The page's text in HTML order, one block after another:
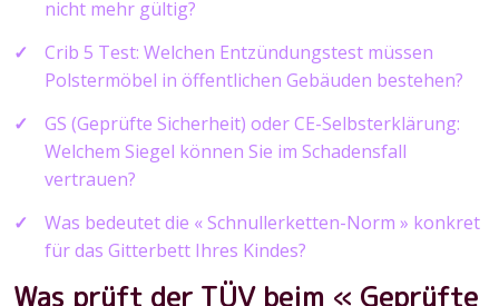
nicht mehr gültig?
Crib 5 Test: Welchen Entzündungstest müssen
Polstermöbel in öffentlichen Gebäuden bestehen?
GS (Geprüfte Sicherheit) oder CE-Selbsterklärung:
Welchem Siegel können Sie im Schadensfall
vertrauen?
Was bedeutet die « Schnullerketten-Norm » konkret
für das Gitterbett Ihres Kindes?
Was prüft der TÜV beim « Geprüfte